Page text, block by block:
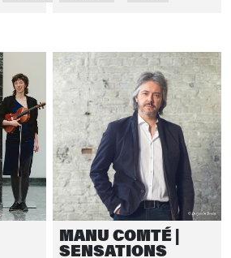
MANU COMTÉ |
SENSATIONS